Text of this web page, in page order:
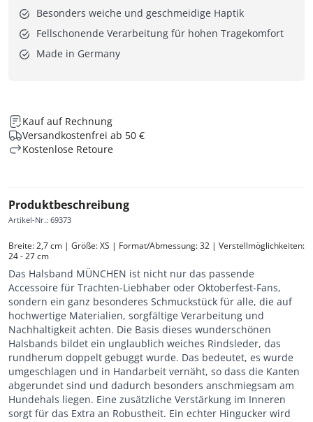
Besonders weiche und geschmeidige Haptik
Fellschonende Verarbeitung für hohen Tragekomfort
Made in Germany
Kauf auf Rechnung
Versandkostenfrei ab 50 €
Kostenlose Retoure
Produktbeschreibung
Artikel-Nr.: 69373
Breite: 2,7 cm | Größe: XS | Format/Abmessung: 32 | Verstellmöglichkeiten:
24 - 27 cm
Das Halsband MÜNCHEN ist nicht nur das passende
Accessoire für Trachten-Liebhaber oder Oktoberfest-Fans,
sondern ein ganz besonderes Schmuckstück für alle, die auf
hochwertige Materialien, sorgfältige Verarbeitung und
Nachhaltigkeit achten. Die Basis dieses wunderschönen
Halsbands bildet ein unglaublich weiches Rindsleder, das
rundherum doppelt gebuggt wurde. Das bedeutet, es wurde
umgeschlagen und in Handarbeit vernäht, so dass die Kanten
abgerundet sind und dadurch besonders anschmiegsam am
Hundehals liegen. Eine zusätzliche Verstärkung im Inneren
sorgt für das Extra an Robustheit. Ein echter Hingucker wird